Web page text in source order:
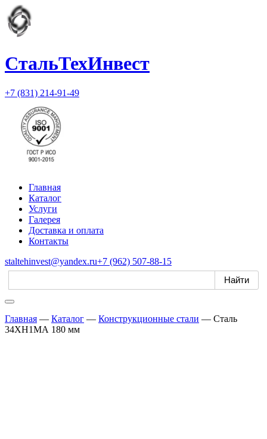
СтальТехИнвест
+7 (831) 214-91-49
Главная
Каталог
Услуги
Галерея
Доставка и оплата
Контакты
staltehinvest@yandex.ru+7 (962) 507-88-15
Главная — Каталог — Конструкционные стали — Сталь
34ХН1МА 180 мм